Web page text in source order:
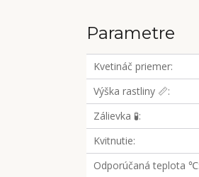
Parametre
Kvetináč priemer
Výška rastliny 📏
Zálievka 🧪
Kvitnutie
Odporúčaná teplota ℃